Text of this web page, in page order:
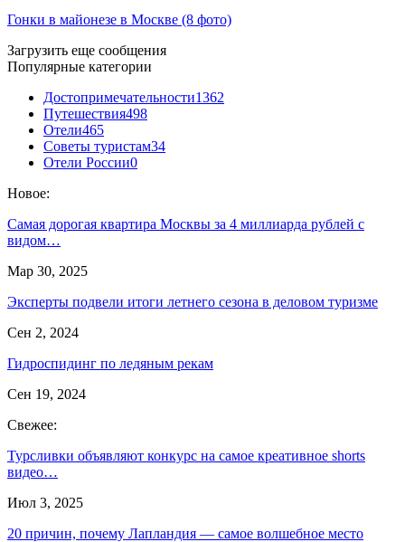
Гонки в майонезе в Москве (8 фото)
Загрузить еще сообщения
Популярные категории
Достопримечательности1362
Путешествия498
Отели465
Советы туристам34
Отели России0
Новое:
Самая дорогая квартира Москвы за 4 миллиарда рублей с
видом…
Мар 30, 2025
Эксперты подвели итоги летнего сезона в деловом туризме
Сен 2, 2024
Гидроспидинг по ледяным рекам
Сен 19, 2024
Свежее:
Турсливки объявляют конкурс на самое креативное shorts
видео…
Июл 3, 2025
20 причин, почему Лапландия — самое волшебное место